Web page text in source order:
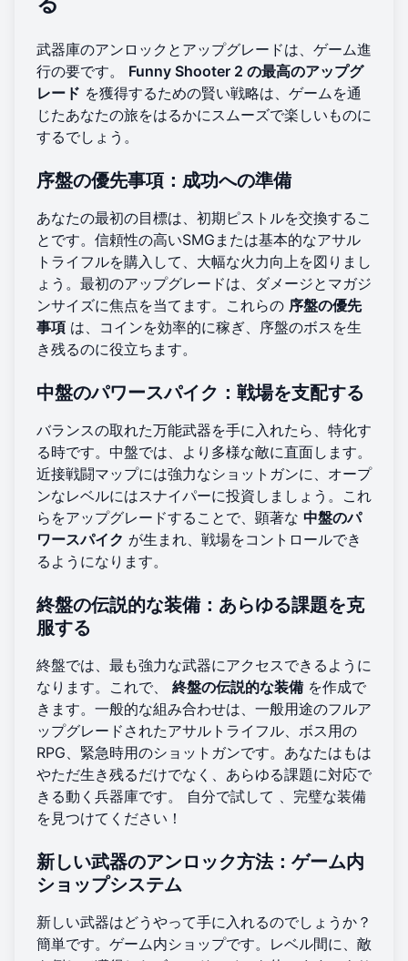
武器庫のアンロックとアップグレードは、ゲーム進
行の要です。 Funny Shooter 2 の最高のアップグ
レード を獲得するための賢い戦略は、ゲームを通
じたあなたの旅をはるかにスムーズで楽しいものに
するでしょう。
序盤の優先事項：成功への準備
あなたの最初の目標は、初期ピストルを交換するこ
とです。信頼性の高いSMGまたは基本的なアサル
トライフルを購入して、大幅な火力向上を図りまし
ょう。最初のアップグレードは、ダメージとマガジ
ンサイズに焦点を当てます。これらの 序盤の優先
事項 は、コインを効率的に稼ぎ、序盤のボスを生
き残るのに役立ちます。
中盤のパワースパイク：戦場を支配する
バランスの取れた万能武器を手に入れたら、特化す
る時です。中盤では、より多様な敵に直面します。
近接戦闘マップには強力なショットガンに、オープ
ンなレベルにはスナイパーに投資しましょう。これ
らをアップグレードすることで、顕著な 中盤のパ
ワースパイク が生まれ、戦場をコントロールでき
るようになります。
終盤の伝説的な装備：あらゆる課題を克
服する
終盤では、最も強力な武器にアクセスできるように
なります。これで、 終盤の伝説的な装備 を作成で
きます。一般的な組み合わせは、一般用途のフルア
ップグレードされたアサルトライフル、ボス用の
RPG、緊急時用のショットガンです。あなたはもは
やただ生き残るだけでなく、あらゆる課題に対応で
きる動く兵器庫です。 自分で試して 、完璧な装備
を見つけてください！
新しい武器のアンロック方法：ゲーム内
ショップシステム
新しい武器はどうやって手に入れるのでしょうか？
簡単です。ゲーム内ショップです。レベル間に、敵